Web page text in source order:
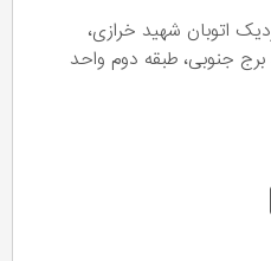
اتوبان شهید خرازی،
جنوبی، طبقه دوم واحد